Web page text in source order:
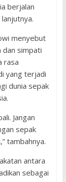
berjalan
menyebut
dan simpati
rasa
yang terjadi
dunia sepak
Jangan
sepak
tambahnya.
antara
sebagai